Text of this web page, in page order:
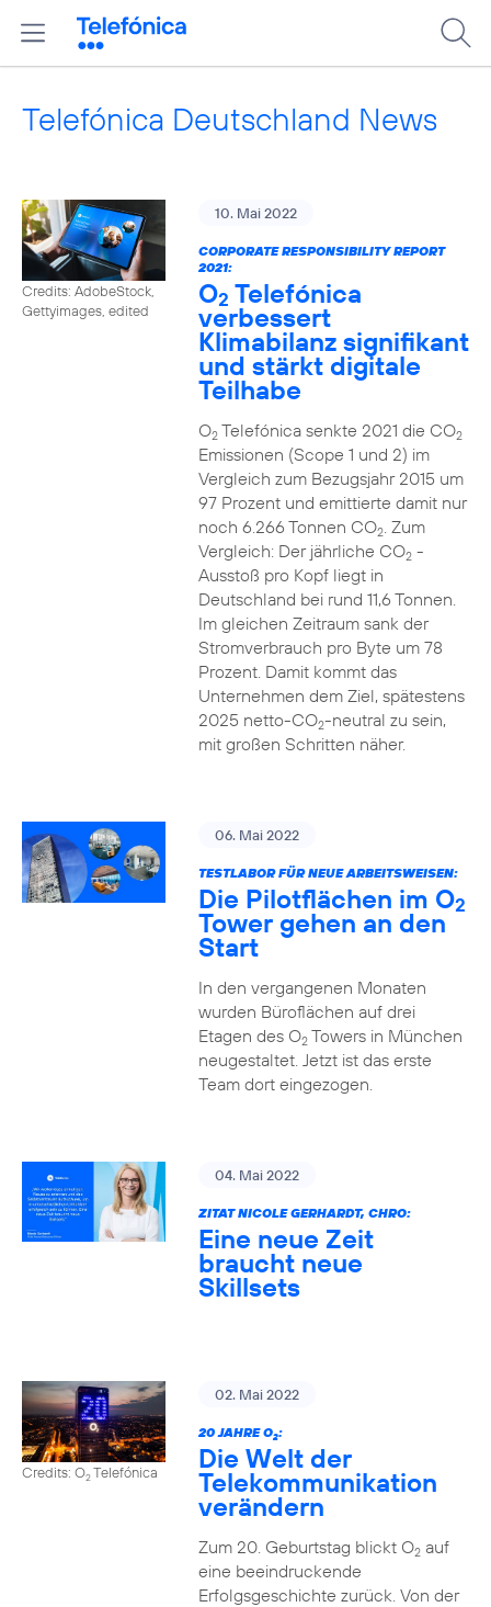
Telefónica Deutschland News
Credits: AdobeStock,
Gettyimages, edited
10. Mai 2022
CORPORATE RESPONSIBILITY REPORT
2021:
O2 Telefónica
verbessert
Klimabilanz signifikant
und stärkt digitale
Teilhabe
O2Telefónica senkte 2021 die CO2
Emissionen (Scope 1 und 2) im
Vergleich zum Bezugsjahr 2015 um
97 Prozent und emittierte damit nur
noch 6.266 Tonnen CO2. Zum
Vergleich: Der jährliche CO2-
Ausstoß pro Kopf liegt in
Deutschland bei rund 11,6 Tonnen.
Im gleichen Zeitraum sank der
Stromverbrauch pro Byte um 78
Prozent. Damit kommt das
Unternehmen dem Ziel, spätestens
2025 netto-CO2-neutral zu sein,
mit großen Schritten näher.
06. Mai 2022
TESTLABOR FÜR NEUE ARBEITSWEISEN:
Die Pilotflächen im O2
Tower gehen an den
Start
In den vergangenen Monaten
wurden Büroflächen auf drei
Etagen des O2Towers in München
neugestaltet. Jetzt ist das erste
Team dort eingezogen.
04. Mai 2022
ZITAT NICOLE GERHARDT, CHRO:
Eine neue Zeit
braucht neue
Skillsets
Credits: O2Telefónica
02. Mai 2022
20 JAHRE O2:
Die Welt der
Telekommunikation
verändern
Zum 20. Geburtstag blickt O2auf
eine beeindruckende
Erfolgsgeschichte zurück. Von der